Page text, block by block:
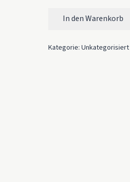
Arshad, Islamische
In den Warenkorb
Kategorie:Unkategorisiert